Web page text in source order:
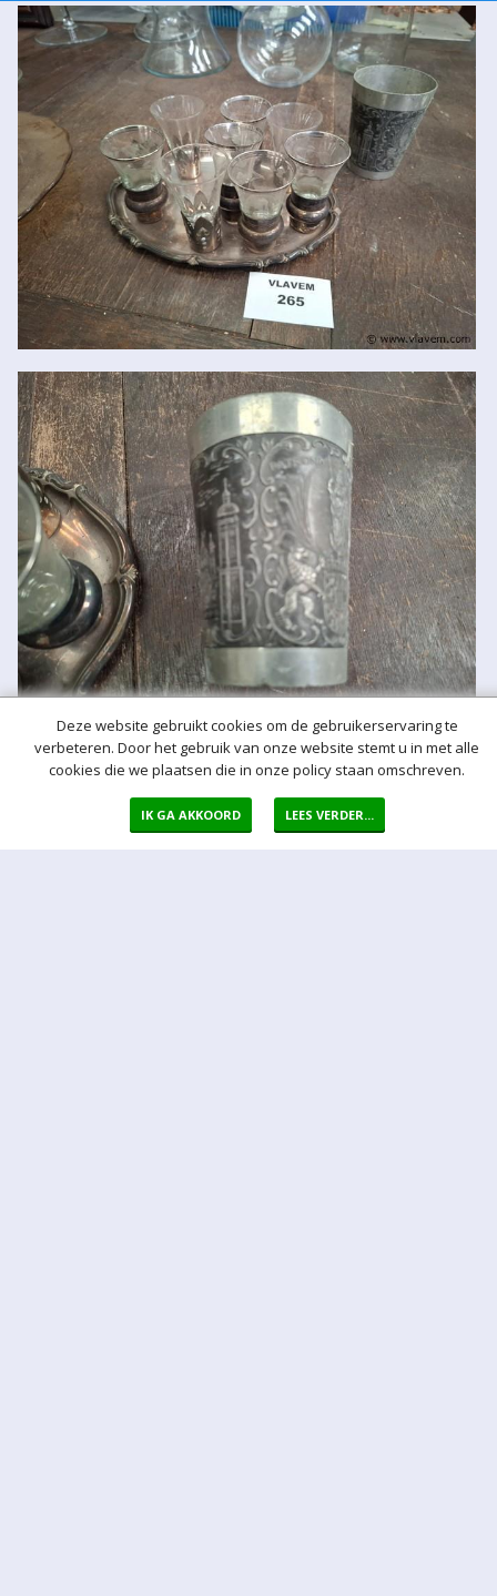
Deze website gebruikt cookies om de gebruikerservaring te
verbeteren. Door het gebruik van onze website stemt u in met alle
cookies die we plaatsen die in onze policy staan omschreven.
IK GA AKKOORD LEES VERDER...